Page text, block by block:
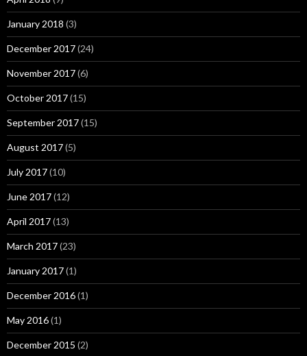
January 2018 (3)
December 2017(24)
November 2017(6)
October 2017(15)
September 2017(15)
August 2017(5)
July 2017(10)
June 2017(12)
April 2017(13)
March 2017(23)
January 2017(1)
December 2016(1)
May 2016(1)
December 2015 (2)